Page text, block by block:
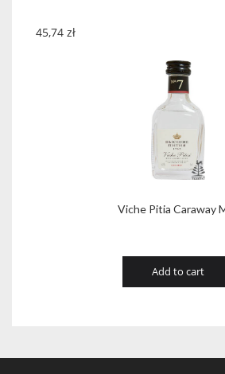
Viche Pitia Caraway
45,74 zł
Add to cart